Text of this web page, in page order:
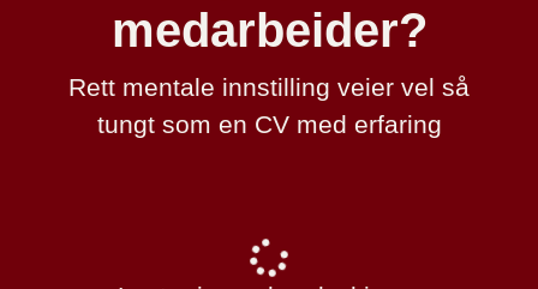
medarbeider?
Rett mentale innstilling veier vel så
tungt som en CV med erfaring